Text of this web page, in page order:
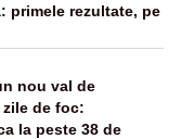
primele rezultate, pe
nou val de
zile de foc:
la peste 38 de